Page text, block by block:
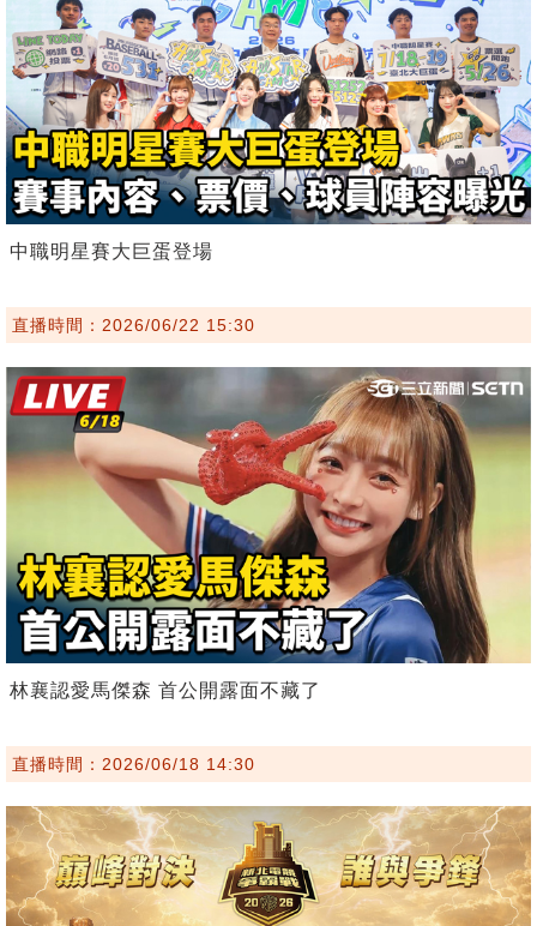
中職明星賽大巨蛋登場
直播時間：2026/06/22 15:30
林襄認愛馬傑森 首公開露面不藏了
直播時間：2026/06/18 14:30